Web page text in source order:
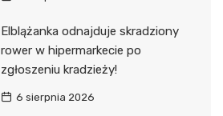
Elblążanka odnajduje skradziony
rower w hipermarkecie po
zgłoszeniu kradzieży!
6 sierpnia 2026